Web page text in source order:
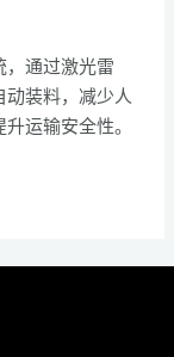
，通过激光雷
装料，减少人
运输安全性。